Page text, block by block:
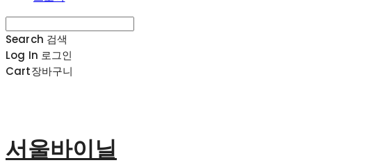
Search 검색
Log In 로그인
Cart장바구니
서울바이닐